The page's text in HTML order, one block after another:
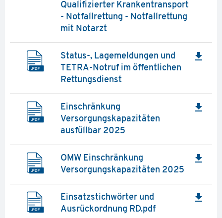
Qualifizierter Krankentransport
- Notfallrettung - Notfallrettung
mit Notarzt
Status-, Lagemeldungen und
TETRA-Notruf im öffentlichen
Rettungsdienst
file_download
Einschränkung
Versorgungskapazitäten
ausfüllbar 2025
file_download
OMW Einschränkung
Versorgungskapazitäten 2025
file_download
Einsatzstichwörter und
Ausrückordnung RD.pdf
file_download